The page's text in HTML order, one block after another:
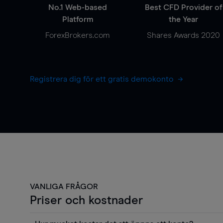
No.1 Web-based
Platform
ForexBrokers.com
Best CFD Provider of
the Year
Shares Awards 2020
Registrera dig för ett gratis demokonto
VANLIGA FRÅGOR
Priser och kostnader